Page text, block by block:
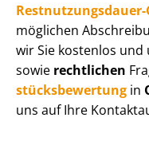
möglichen
wir Sie kostenlos
sowie rechtlichen
stücks­be­wer­tung in
uns auf Ihre